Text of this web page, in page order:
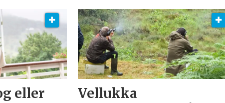
eller
Vellukka